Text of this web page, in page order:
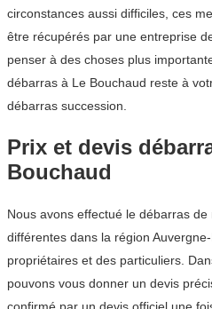
circonstances aussi difficiles, ces
être récupérés par une entreprise
penser à des choses plus
débarras à Le Bouchaud reste à
débarras succession.
Prix et devis
Bouchaud
Nous avons effectué le débarras
différentes dans la région
propriétaires et des particuliers.
pouvons vous donner un devis